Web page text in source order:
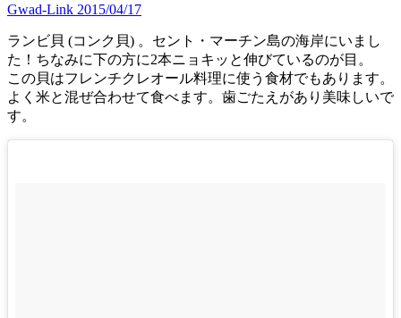
Gwad-Link 2015/04/17
ランビ貝 (コンク貝) 。セント・マーチン島の海岸にいまし
た！ちなみに下の方に2本ニョキッと伸びているのが目。
この貝はフレンチクレオール料理に使う食材でもあります。
よく米と混ぜ合わせて食べます。歯ごたえがあり美味しいで
す。